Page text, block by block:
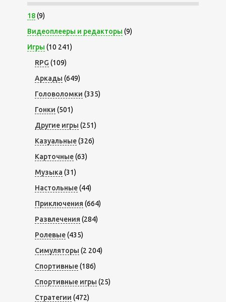
18(9)
Видеоплееры и редакторы (9)
Игры (10 241)
RPG (109)
Аркады (649)
Головоломки (335)
Гонки (501)
Другие игры (251)
Казуальные(326)
Карточные(63)
Музыка (31)
Настольные(44)
Приключения (664)
Развлечения (284)
Ролевые(435)
Симуляторы (2 204)
Спортивные(186)
Спортивные игры (25)
Стратегии (472)